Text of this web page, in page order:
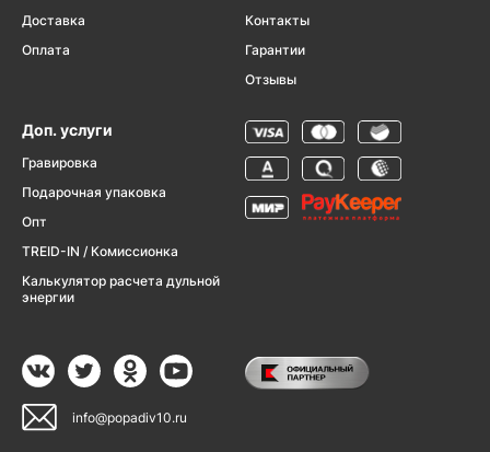
Доставка
Оплата
Контакты
Гарантии
Отзывы
Доп. услуги
Гравировка
Подарочная упаковка
Опт
TREID-IN / Комиссионка
Калькулятор расчета дульной
энергии
info@popadiv10.ru